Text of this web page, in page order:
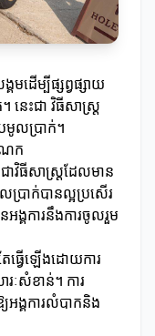
មដើម្បីផ្សព្វផ្សាយ
េះជា វិធីសាស្ត្រ
មូលប្រាក់។
ែក
ាវិធីសាស្ត្រដែលមាន
លប្រាក់បានល្អប្រសើរ
ង្គការនឹងការចូលរួម
ធ្វើឡើងដោយការ
ៈសំខាន់។ ការ
អង្គការលំបាកនិង